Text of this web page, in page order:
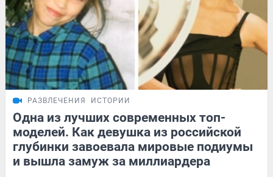
РАЗВЛЕЧЕНИЯ ИСТОРИИ
Одна из лучших современных топ-
моделей. Как девушка из российской
глубинки завоевала мировые подиумы
и вышла замуж за миллиардера